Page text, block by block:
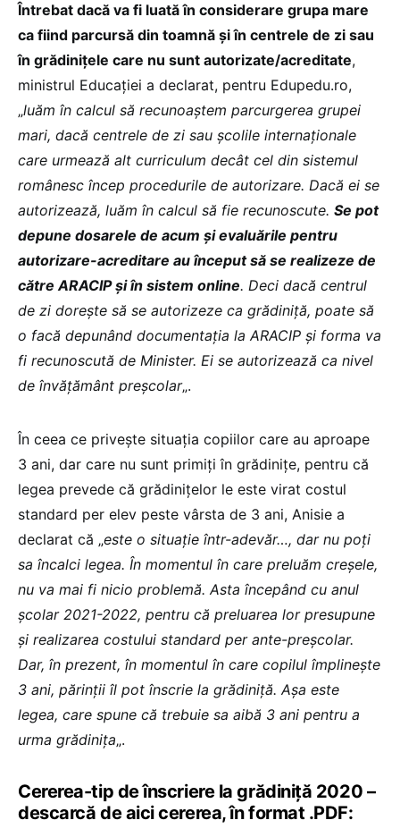
Întrebat dacă va fi luată în considerare grupa mare
ca fiind parcursă din toamnă și în centrele de zi sau
în grădinițele care nu sunt autorizate/acreditate,
ministrul Educației a declarat, pentru Edupedu.ro,
„luăm în calcul să recunoaștem parcurgerea grupei
mari, dacă centrele de zi sau școlile internaționale
care urmează alt curriculum decât cel din sistemul
românesc încep procedurile de autorizare. Dacă ei se
autorizează, luăm în calcul să fie recunoscute. Se pot
depune dosarele de acum și evaluările pentru
autorizare-acreditare au început să se realizeze de
către ARACIP și în sistem online. Deci dacă centrul
de zi dorește să se autorizeze ca grădiniță, poate să
o facă depunând documentația la ARACIP și forma va
fi recunoscută de Minister. Ei se autorizează ca nivel
de învățământ preșcolar„.
În ceea ce privește situația copiilor care au aproape
3 ani, dar care nu sunt primiți în grădinițe, pentru că
legea prevede că grădinițelor le este virat costul
standard per elev peste vârsta de 3 ani, Anisie a
declarat că „este o situație într-adevăr…, dar nu poți
sa încalci legea. În momentul în care preluăm creșele,
nu va mai fi nicio problemă. Asta începând cu anul
școlar 2021-2022, pentru că preluarea lor presupune
și realizarea costului standard per ante-preșcolar.
Dar, în prezent, în momentul în care copilul împlinește
3 ani, părinții îl pot înscrie la grădiniță. Așa este
legea, care spune că trebuie sa aibă 3 ani pentru a
urma grădinița„.
Cererea-tip de înscriere la grădiniță 2020 –
descarcă de aici cererea, în format .PDF: